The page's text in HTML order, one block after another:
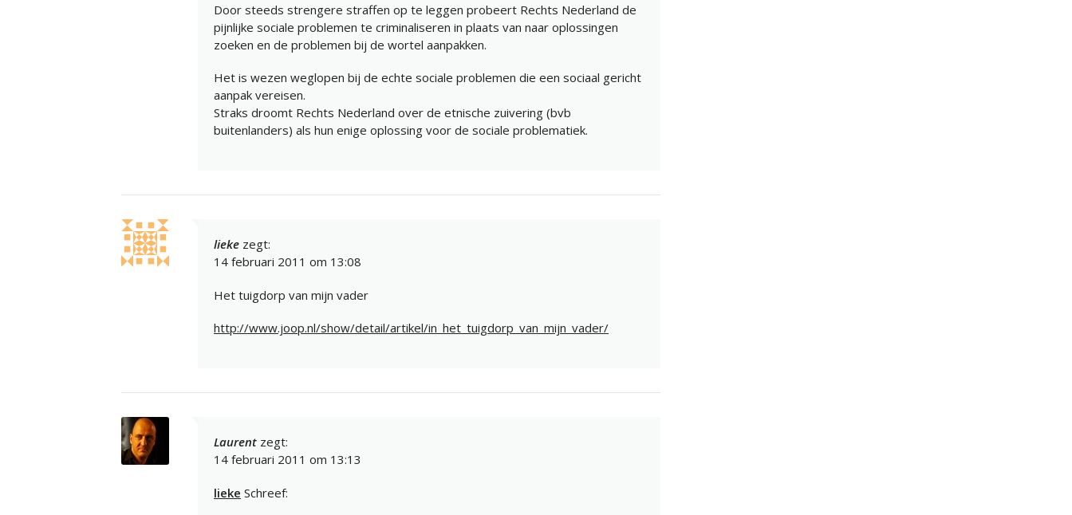
Door steeds strengere straffen op te leggen probeert Rechts Nederland de
pijnlijke sociale problemen te criminaliseren in plaats van naar oplossingen
zoeken en de problemen bij de wortel aanpakken.
Het is wezen weglopen bij de echte sociale problemen die een sociaal gericht
aanpak vereisen.
Straks droomt Rechts Nederland over de etnische zuivering (bvb
buitenlanders) als hun enige oplossing voor de sociale problematiek.
lieke zegt:
14 februari 2011 om 13:08
Het tuigdorp van mijn vader
http://www.joop.nl/show/detail/artikel/in_het_tuigdorp_van_mijn_vader/
Laurent zegt:
14 februari 2011 om 13:13
lieke Schreef: